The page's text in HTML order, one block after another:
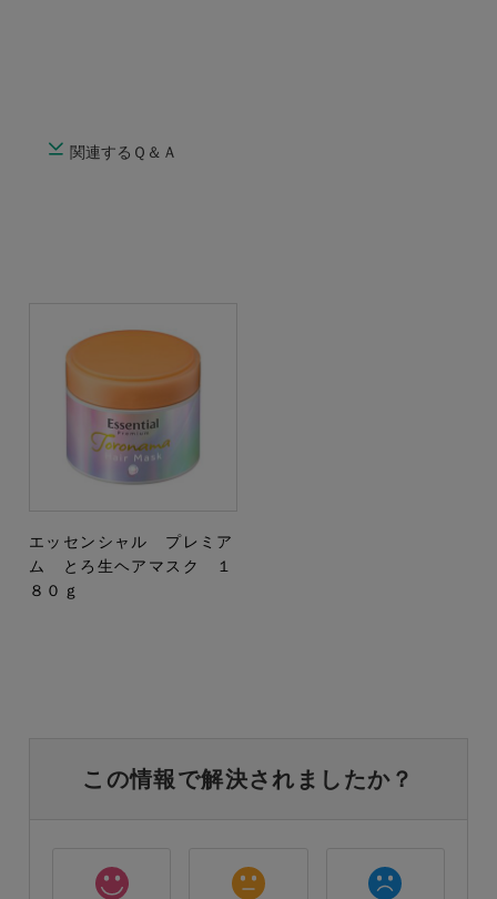
関連するＱ＆Ａ
エッセンシャル プレミア
ム とろ生ヘアマスク １
８０ｇ
この情報で解決されましたか？